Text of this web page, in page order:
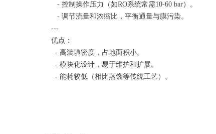
- 控制操作压力（如RO系统常需10-60 bar）。
- 调节流量和浓缩比，平衡通量与膜污染。
---
优点：
- 高装填密度，占地面积小。
- 模块化设计，易于维护和扩展。
- 能耗较低（相比蒸馏等传统工艺）。